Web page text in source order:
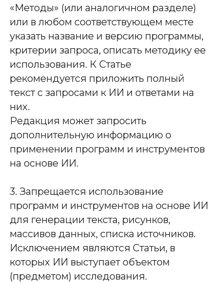
«Методы» (или аналогичном разделе)
или в любом соответствующем месте
указать название и версию программы,
критерии запроса, описать методику ее
использования. К Статье
рекомендуется приложить полный
текст с запросами к ИИ и ответами на
них.
Редакция может запросить
дополнительную информацию о
применении программ и инструментов
на основе ИИ.
3. Запрещается использование
программ и инструментов на основе ИИ
для генерации текста, рисунков,
массивов данных, списка источников.
Исключением являются Статьи, в
которых ИИ выступает объектом
(предметом) исследования.